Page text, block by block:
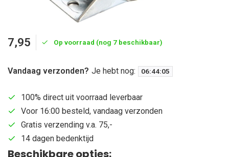
7,95 Op voorraad (nog 7 beschikbaar)
Vandaag verzonden? Je hebt nog: 06:44:04
100% direct uit voorraad leverbaar
Voor 16:00 besteld, vandaag verzonden
Gratis verzending v.a. 75,-
14 dagen bedenktijd
Beschikbare opties: